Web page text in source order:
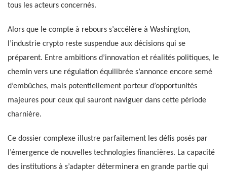
tous les acteurs concernés.
Alors que le compte à rebours s’accélère à Washington,
l’industrie crypto reste suspendue aux décisions qui se
préparent. Entre ambitions d’innovation et réalités politiques, le
chemin vers une régulation équilibrée s’annonce encore semé
d’embûches, mais potentiellement porteur d’opportunités
majeures pour ceux qui sauront naviguer dans cette période
charnière.
Ce dossier complexe illustre parfaitement les défis posés par
l’émergence de nouvelles technologies financières. La capacité
des institutions à s’adapter déterminera en grande partie qui